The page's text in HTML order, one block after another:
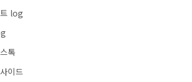
log
톡
이드